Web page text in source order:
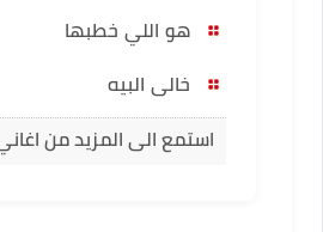
هو اللي خطبها
خالى البيه
استمع الى المزيد من